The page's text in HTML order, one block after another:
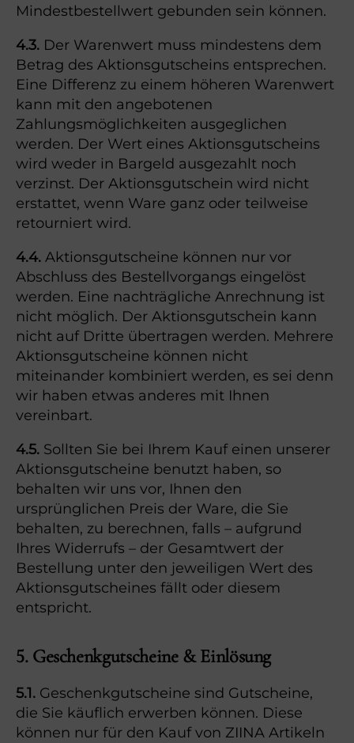
Mindestbestellwert gebunden sein können.
4.3. Der Warenwert muss mindestens dem
Betrag des Aktionsgutscheins entsprechen.
Eine Differenz zu einem höheren Warenwert
kann mit den angebotenen
Zahlungsmöglichkeiten ausgeglichen
werden. Der Wert eines Aktionsgutscheins
wird weder in Bargeld ausgezahlt noch
verzinst. Der Aktionsgutschein wird nicht
erstattet, wenn Ware ganz oder teilweise
retourniert wird.
4.4. Aktionsgutscheine können nur vor
Abschluss des Bestellvorgangs eingelöst
werden. Eine nachträgliche Anrechnung ist
nicht möglich. Der Aktionsgutschein kann
nicht auf Dritte übertragen werden. Mehrere
Aktionsgutscheine können nicht
miteinander kombiniert werden, es sei denn
wir haben etwas anderes mit Ihnen
vereinbart.
4.5. Sollten Sie bei Ihrem Kauf einen unserer
Aktionsgutscheine benutzt haben, so
behalten wir uns vor, Ihnen den
ursprünglichen Preis der Ware, die Sie
behalten, zu berechnen, falls – aufgrund
Ihres Widerrufs – der Gesamtwert der
Bestellung unter den jeweiligen Wert des
Aktionsgutscheines fällt oder diesem
entspricht.
5. Geschenkgutscheine & Einlösung
5.1. Geschenkgutscheine sind Gutscheine,
die Sie käuflich erwerben können. Diese
können nur für den Kauf von ZIINA Artikeln